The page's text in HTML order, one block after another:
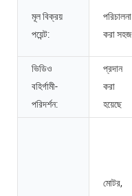
মূল বিক্রয়
পয়েন্ট:
পরিচালনা
করা সহজ
ভিডিও
বহির্গামী-
পরিদর্শন:
প্রদান
করা
হয়েছে
মোটর,